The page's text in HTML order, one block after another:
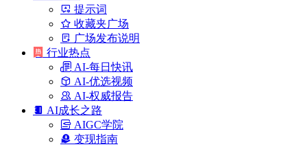
提示词
收藏夹广场
广场发布说明
行业热点
AI-每日快讯
AI-优选视频
AI-权威报告
AI成长之路
AIGC学院
变现指南